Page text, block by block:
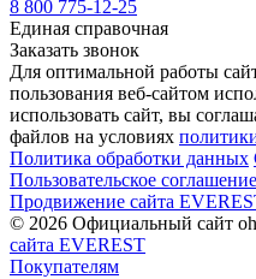
8 800 775-12-25
Единая справочная
Заказать звонок
Для оптимальной работы
пользования веб-сайтом
использовать сайт, вы
файлов на условиях
Политика обработки данных
Пользовательское соглашение
Продвижение сайта
© 2026 Официальный сайт
сайта EVEREST
Покупателям